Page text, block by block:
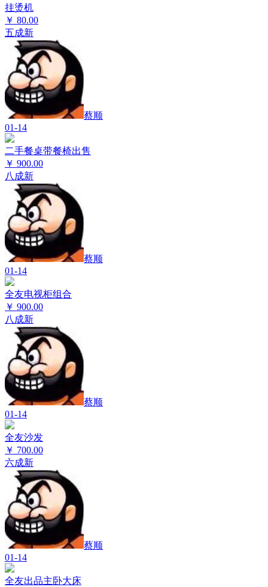
挂烫机
￥ 80.00
五成新
蔡顺
01-14
二手餐桌带餐椅出售
￥ 900.00
八成新
蔡顺
01-14
全友电视柜组合
￥ 900.00
八成新
蔡顺
01-14
全友沙发
￥ 700.00
六成新
蔡顺
01-14
全友出品主卧大床